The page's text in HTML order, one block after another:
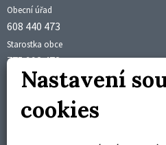
Obecní úřad
608 440 473
Starostka obce
775 992 473
Účetní obce
starosta@brusne.cz
Úřední hodiny
Nastavení
cookies